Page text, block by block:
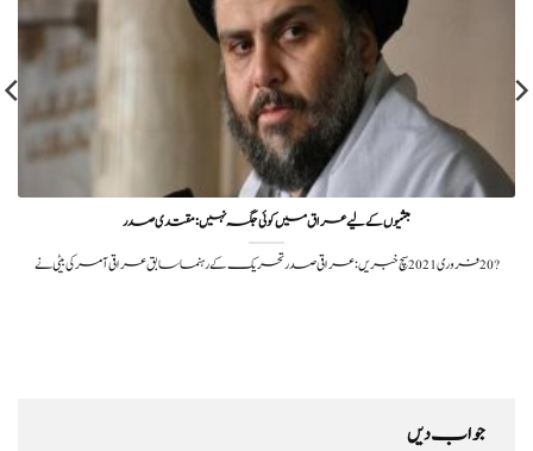
بعثیوں کے لیے عراق میں کوئی جگہ نہیں:مقتدی صدر
?️ 20 فروری 2021سچ خبریں:عراقی صدر تحریک کے رہنما سابق عراقی آمر کی بیٹی نے
جواب دیں